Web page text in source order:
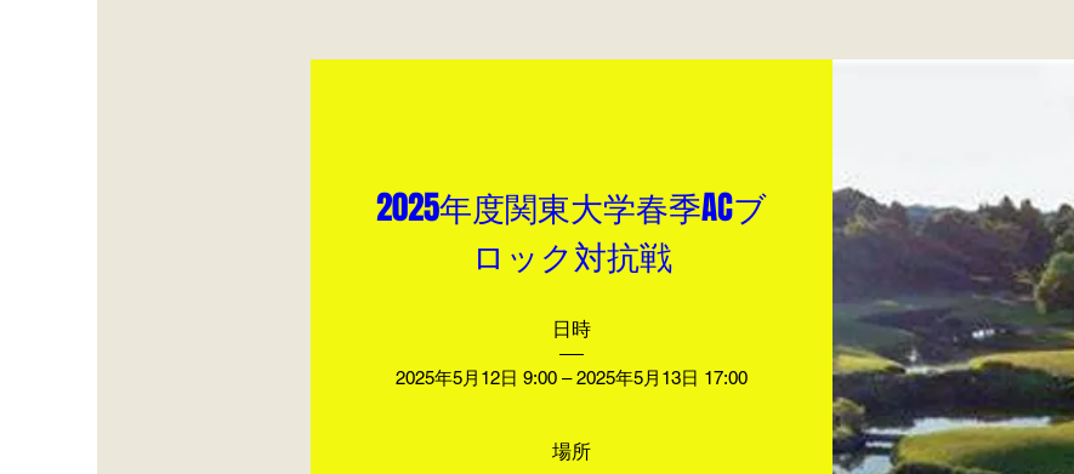
2025年度関東大学春季ACブ
ロック対抗戦
日時
2025年5月12日 9:00 – 2025年5月13日 17:00
場所